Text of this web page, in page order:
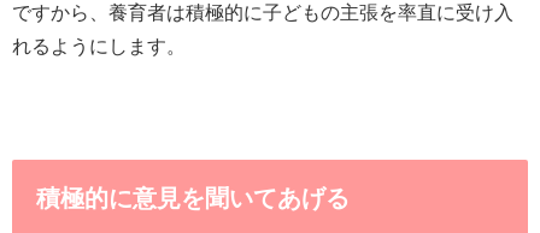
ですから、養育者は積極的に子どもの主張を率直に受け入
れるようにします。
積極的に意見を聞いてあげる